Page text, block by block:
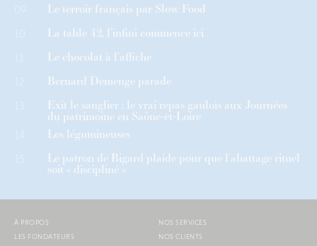
09 Le terroir français par Slow Food
La table 42, l’infini commence ici
Le chocolat à l’affiche
Bernard Demenge parade
Exit le sanglier : le vrai repas gaulois aux Journées
du patrimoine en Saône-et-Loire
Les légumineuses
Le patron de Bigard plaide pour que l’abattage rituel
soit « discipliné »
À PROPOS
LES FONDATEURS
NOS SERVICES
NOS CLIENTS